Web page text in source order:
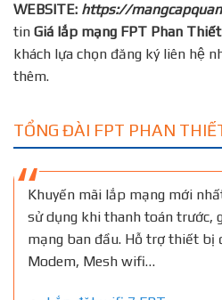
WEBSITE: https://
tin Giá lắp mạng FPT Phan Thiết
khách lựa chọn đăng ký liên hệ
thêm.
TỔNG ĐÀI FPT PHAN
Khuyến mãi lắp mạng mới
sử dụng khi thanh toán trước,
mạng ban đầu. Hỗ trợ thiết bị
Modem, Mesh wifi…